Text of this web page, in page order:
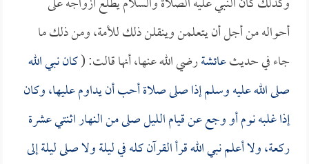
أحواله من أجل أن يتعلمن وينقلن ذلك للأمة، ومن ذلك ما
جاء في حديثعائشةرضي الله عنها، أنها قالت: (كان نبي الله
صلى الله عليه وسلم إذا صلى صلاة أحب أن يداوم عليها، وكان
إذا غلبه نوم أو وجع عن قيام الليل صلى من النهار اثنتي عشرة
ركعة، ولا أعلم نبي الله قرأ القرآن كله في ليلة ولا صلى ليلة إلى